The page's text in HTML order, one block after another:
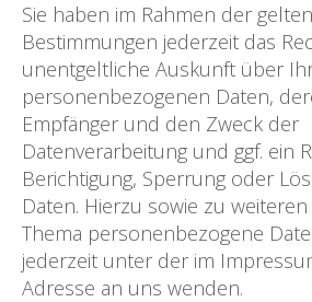
Sie haben im Rahmen der
Bestimmungen jederzeit das
unentgeltliche Auskunft über
personenbezogenen Daten,
Empfänger und den Zweck der
Datenverarbeitung und ggf. ein
Berichtigung, Sperrung oder
Daten. Hierzu sowie zu
Thema personenbezogene
jederzeit unter der im
Adresse an uns wenden.